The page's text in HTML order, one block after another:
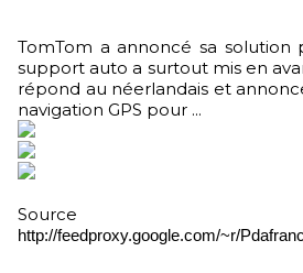
TomTom a annoncé sa solution pour iPhone hier. Le
support auto a surtout mis en
répond au néerlandais et
navigation GPS pour ...
http://feedproxy.google.com/~r/